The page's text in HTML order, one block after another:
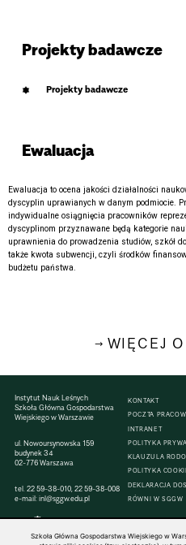
Projekty badawcze
Projekty badawcze
Ewaluacja
Ewaluacja to ocena jakości działalności
dyscyplin uprawianych w danym podmiocie.
indywidualne osiągnięcia pracowników
dyscyplinom przyznawane będą kategorie
uprawnienia do prowadzenia studiów, szkół
także kwota subwencji, czyli środków
budżetu państwa.
WIĘCEJ
Instytut Nauk Leśnych
Szkoła Główna Gospodarstwa
Wiejskiego w Warszawie
ul. Nowoursynowska 159
budynek 34
02-776 Warszawa
tel. 22 59-38-010, 22 59-38-008
e-mail:inl@sggw.edu.pl
KONTAKT
POCZTA
INTRANET
POLITYKA
KLAUZULA RODO
POLITYKA
DEKLARACJA
RÓWNI W SGGW
Szkoła Główna Gospodarstwa Wiejskiego w